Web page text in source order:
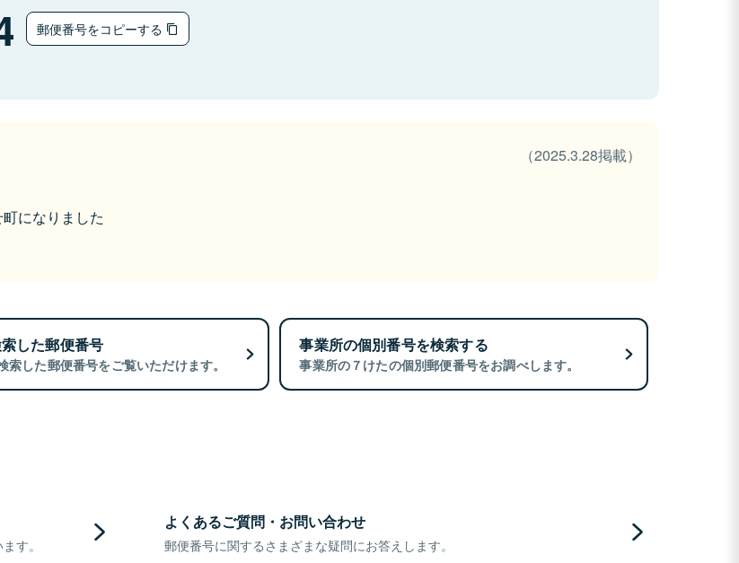
郵便番号をコピーする
（2025.3.28掲載）
になりました
した郵便番号
索した郵便番号をご覧いただけます。
事業所の個別番号を検索する
事業所の７けたの個別郵便番号をお調べします。
す。
よくあるご質問・お問い合わせ
郵便番号に関するさまざまな疑問にお答えします。